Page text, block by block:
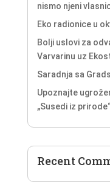
nismo njeni
Eko radionice u
Bolji uslovi za
Varvarinu uz
Saradnja sa
Upoznajte
„Susedi iz
Recent